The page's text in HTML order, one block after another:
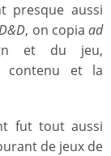
presque aussi
, on copia ad
et du jeu,
contenu et la
fut tout aussi
de jeux de